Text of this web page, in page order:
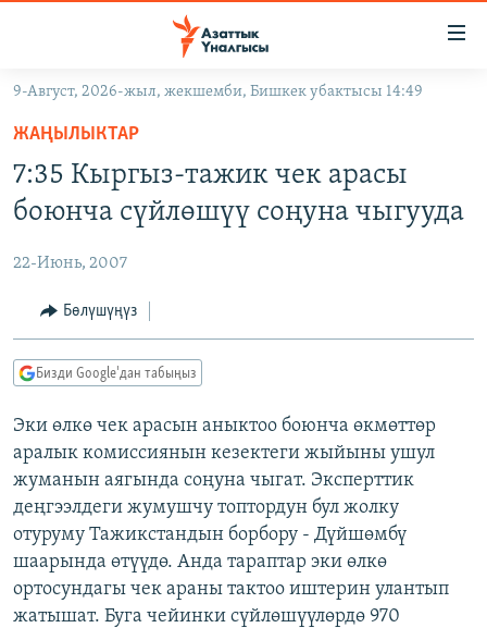
Навигацияга
өтүңүз
салыңызКЫРГЫЗСТАН
ЭКОНОМИКА
МАДАНИЯТ
ДҮЙНӨ
БОРБОР АЗИЯ
АТАЙЫН ИЛИКТӨӨ
ТВ ПРОГРАММАЛАР
ЭКСПЕРТТЕР ТАЛДАЙТ
БИЗ ЖАНА ДҮЙНӨ
ЭЖЕ-СИҢДИЛЕР
АЗАТТЫК+
ЫҢГАЙСЫЗ СУРООЛОР
ӨЗГӨЧӨ ПИКИР
Русский
ОНЛАЙН ШЕРИНЕ
9-Август, 2026-жыл, жекшемби, Бишкек убактысы 14:49
ЖАҢЫЛЫКТАР
7:35 Кыргыз-тажик чек арасы
боюнча сүйлөшүү соңуна чыгууда
22-Июнь, 2007
Бөлүшүңүз
Бизди Google'дан табыңыз
Эки өлкө чек арасын аныктоо боюнча өкмөттөр
аралык комиссиянын кезектеги жыйыны ушул
жуманын аягында соңуна чыгат. Эксперттик
деңгээлдеги жумушчу топтордун бул жолку
отуруму Тажикстандын борбору - Дүйшөмбү
шаарында өтүүдө. Анда тараптар эки өлкө
ортосундагы чек араны тактоо иштерин улантып
жатышат. Буга чейинки сүйлөшүүлөрдө 970